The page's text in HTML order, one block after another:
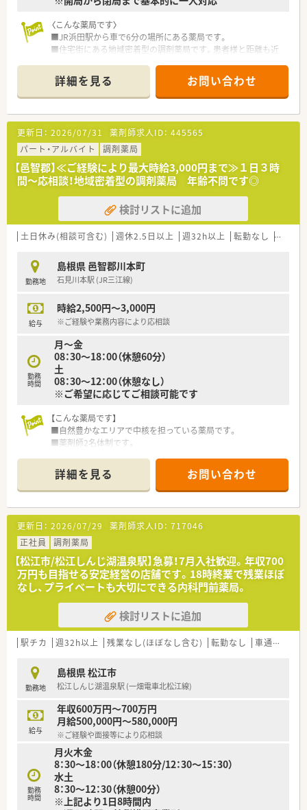
〈こんな薬局です〉
■JR浜田駅から車で6分の場所にある薬局です。
■住宅街にある地域密着型の調剤薬局です。患者様と距離も近
■一人薬剤師の店舗です。
■処方箋枚数は1日平均35枚～のため、自分のペースでゆったり
とお仕事できます。
■木曜・土曜は半日となります。
〈業務内容〉
■調剤・監査・投薬・薬歴管理等、1人薬剤師のため店舗の運営を
お願いします。
〈法人特徴〉
■島根県浜田市に3店舗を展開している地域に密着した企業で
■「迅速・正確に」をモットーに、患者様から信頼していただける
薬局を目指し、日々努力している薬局です。
〈こんな方にもおすすめ〉
■自分のペースで働きたい方
■管理薬剤師のご経験のある方
などお気軽にお問い合わせください！
詳細を見る お問い合わせ
更新日： 2026/07/31 薬剤師求人ID： 445565
パート・アルバイト
調剤薬局
【邑智郡】≪ご経験により最大時給3,000円まで≫１日３時
間～応相談！地域密着型の調剤薬局 年齢不問です◎
検討リストに追加
土日休み(相談可含む) 週休2.5日以上 週32h以上 転勤なし 車通勤
勤務地
島根県 邑智郡川本町
石見川本駅 (JR三江線)
給与
時給2,500円～3,000円
※ご経験や業務内容により応相談
勤務
時間
月～金
08：30～18：00（休憩60分）
土
08：30～12：00（休憩なし）
※ご希望に応じてご相談可能です
【こんな薬局です】
■自然豊かなエリアで中核を担っている薬局です。
■薬剤師2名体制です。
【業務内容】
■単科ではなく、複数の科目を受けております。
■1日60～70枚を応需しております。
【法人概要】
■平成7年に法人設立されました。
■広島県・島根県を中心にグループ合わせて3店舗展開していま
す。
■病院・診療所門前からクリニック門前まで幅広く対応されてい
ます。
■ベテラン薬剤師が多く在籍されています。
■従業員一人ひとりが“会社の代表である”責任と誇りを持ち、常
に医療サービスの向上に努め、
信頼される「街のかかりつけ薬局」を目指します。
■地元に根付いた薬局です。
詳細を見る お問い合わせ
更新日： 2026/07/29 薬剤師求人ID： 717046
正社員
調剤薬局
【松江市/松江しんじ湖温泉駅】急募！7月入社歓迎。年収700
万円も目指せる安定経営の店舗です。18時終業で残業ほぼ
なし、プライベートも大切にできる内科門前薬局。
検討リストに追加
駅チカ 週32h以上 残業なし(ほぼなし含む) 転勤なし 車通勤可
勤務地
島根県 松江市
松江しんじ湖温泉駅 (一畑電車北松江線)
給与
年収600万円～700万円
月給500,000円～580,000円
※ご経験や面接等により応相談
勤務
時間
月火木金
8：30～18：00（休憩180分/12：30～15：30）
水土
8：30～12：30（休憩00分）
※上記より1日8時間内